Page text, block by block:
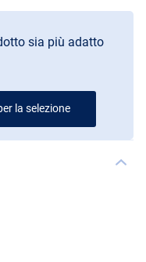
sia più adatto
la selezione